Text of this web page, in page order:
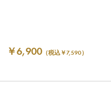
￥6,900 （税込￥7,590）